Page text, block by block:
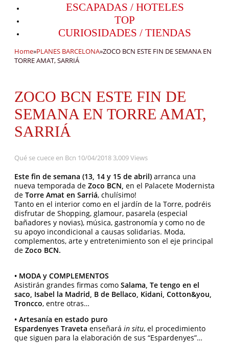
ESCAPADAS / HOTELES
TOP
CURIOSIDADES / TIENDAS
Home»PLANES BARCELONA»ZOCO BCN ESTE FIN DE SEMANA EN
TORRE AMAT, SARRIÁ
ZOCO BCN ESTE FIN DE
SEMANA EN TORRE AMAT,
SARRIÁ
Qué se cuece en Bcn 10/04/2018 3,009 Views
Este fin de semana (13, 14 y 15 de abril) arranca una
nueva temporada de Zoco BCN, en el Palacete Modernista
de Torre Amat en Sarriá, chulísimo!
Tanto en el interior como en el jardín de la Torre, podréis
disfrutar de Shopping, glamour, pasarela (especial
bañadores y novias), música, gastronomía y como no de
su apoyo incondicional a causas solidarias. Moda,
complementos, arte y entretenimiento son el eje principal
de Zoco BCN.
• MODA y COMPLEMENTOS
Asistirán grandes firmas como Salama, Te tengo en el
saco, Isabel la Madrid, B de Bellaco, Kidani, Cotton&you,
Troncco, entre otras…
• Artesanía en estado puro
Espardenyes Traveta enseñará in situ, el procedimiento
que siguen para la elaboración de sus “Espardenyes”…